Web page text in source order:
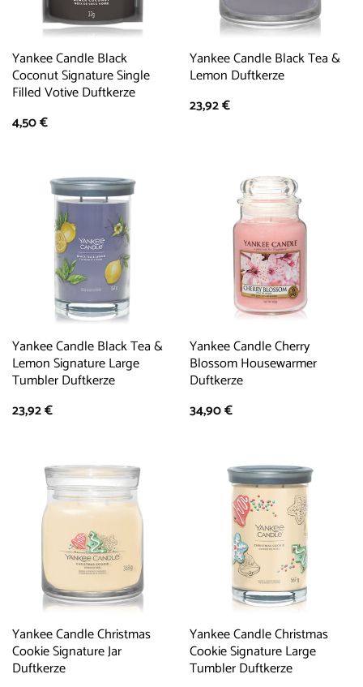
Yankee Candle Black
Coconut Signature Single
Filled Votive Duftkerze
4,50€
Yankee Candle Black Tea &
Lemon Duftkerze
23,92€
Yankee Candle Black Tea &
Lemon Signature Large
Tumbler Duftkerze
23,92€
Yankee Candle Cherry
Blossom Housewarmer
Duftkerze
34,90€
Yankee Candle Christmas
Cookie Signature Jar
Duftkerze
Yankee Candle Christmas
Cookie Signature Large
Tumbler Duftkerze